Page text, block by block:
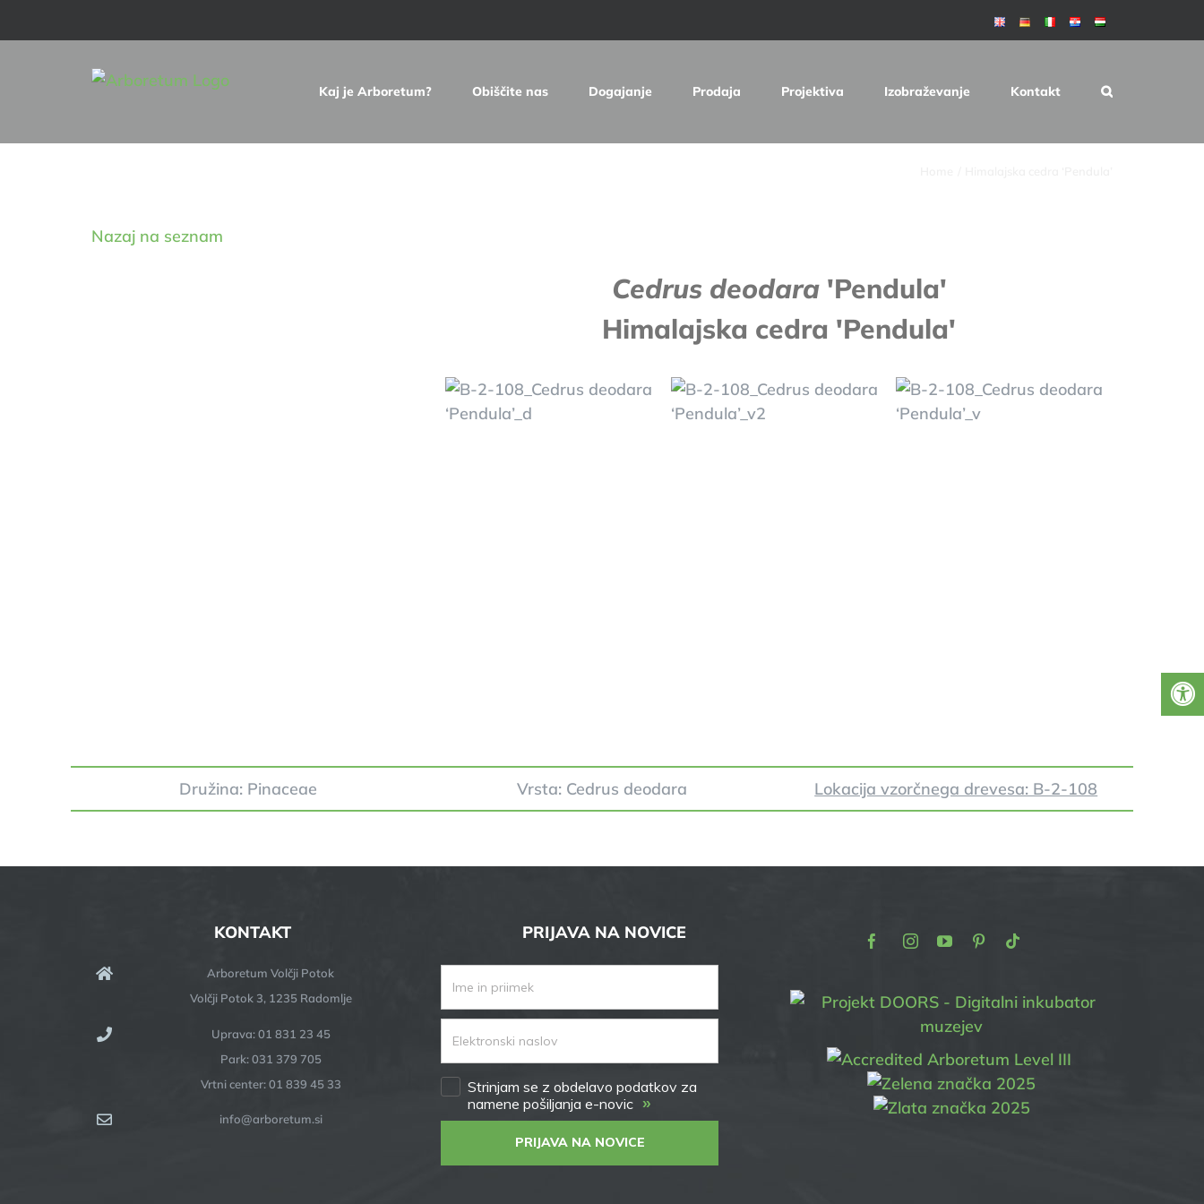
to
Kaj je Arboretum? Obiščite nas Dogajanje Prodaja Projektiva Izobraževanje Kontakt
Nazaj na seznam
Cedrus deodara 'Pendula'
Himalajska cedra 'Pendula'
Družina: Pinaceae Vrsta: Cedrus deodara Lokacija vzorčnega drevesa: B-2-108
KONTAKT
Arboretum Volčji Potok
Volčji Potok 3, 1235 Radomlje
Uprava: 01 831 23 45
Park: 031 379 705
Vrtni center: 01 839 45 33
info@arboretum.si
PRIJAVA NA NOVICE
Strinjam se z obdelavo podatkov za
namene pošiljanja e-novic »
PRIJAVA NA NOVICE
FacebookInstagram
YoutubePinterest